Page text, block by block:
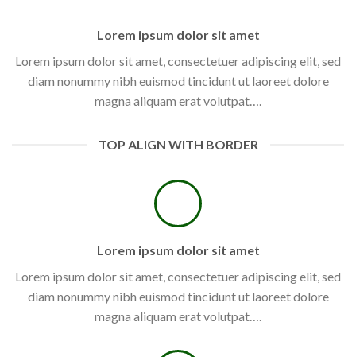
Lorem ipsum dolor sit amet
Lorem ipsum dolor sit amet, consectetuer adipiscing elit, sed
diam nonummy nibh euismod tincidunt ut laoreet dolore
magna aliquam erat volutpat….
TOP ALIGN WITH BORDER
Lorem ipsum dolor sit amet
Lorem ipsum dolor sit amet, consectetuer adipiscing elit, sed
diam nonummy nibh euismod tincidunt ut laoreet dolore
magna aliquam erat volutpat….